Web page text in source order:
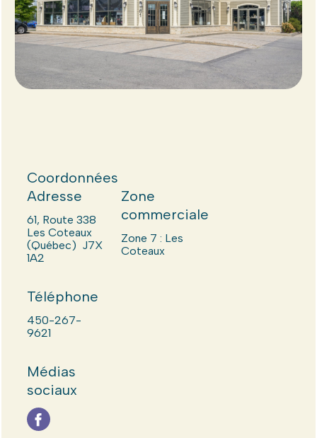
Coordonnées
Adresse
61, Route 338
Les Coteaux
(Québec) J7X
1A2
Téléphone
450-267-
9621
Médias
sociaux
Zone
commerciale
Zone 7 : Les
Coteaux